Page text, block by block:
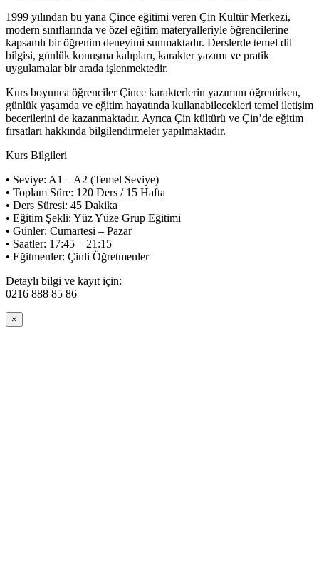
1999 yılından bu yana Çince eğitimi veren Çin Kültür Merkezi,
modern sınıflarında ve özel eğitim materyalleriyle öğrencilerine
kapsamlı bir öğrenim deneyimi sunmaktadır. Derslerde temel dil
bilgisi, günlük konuşma kalıpları, karakter yazımı ve pratik
uygulamalar bir arada işlenmektedir.
Kurs boyunca öğrenciler Çince karakterlerin yazımını öğrenirken,
günlük yaşamda ve eğitim hayatında kullanabilecekleri temel iletişim
becerilerini de kazanmaktadır. Ayrıca Çin kültürü ve Çin’de eğitim
fırsatları hakkında bilgilendirmeler yapılmaktadır.
Kurs Bilgileri
• Seviye: A1 – A2 (Temel Seviye)
• Toplam Süre: 120 Ders / 15 Hafta
• Ders Süresi: 45 Dakika
• Eğitim Şekli: Yüz Yüze Grup Eğitimi
• Günler: Cumartesi – Pazar
• Saatler: 17:45 – 21:15
• Eğitmenler: Çinli Öğretmenler
Detaylı bilgi ve kayıt için:
0216 888 85 86
×